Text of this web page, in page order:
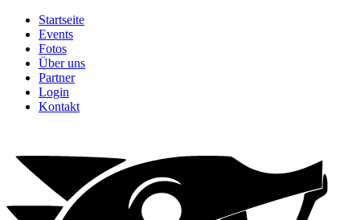
Startseite
Events
Fotos
Über uns
Partner
Login
Kontakt